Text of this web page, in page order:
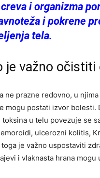
i organizma
i pokrene
tela.
je važno očistiti
ne prazne redovno, u
mogu postati izvor bolesti.
toksina u telu povezuje se
ulcerozni kolitis,
je važno uspostaviti
i vlaknasta hrana mogu